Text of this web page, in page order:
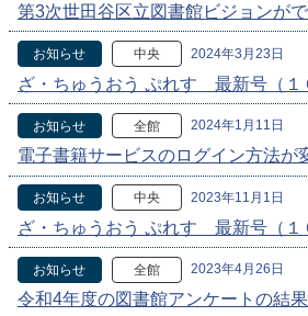
第3次世田谷区立図書館ビジョンが
お知らせ 中央 2024年3月23日
ざ・ちゅうおう ぷれす 最新号（１
お知らせ 全館 2024年1月11日
電子書籍サービスのログイン方法が
お知らせ 中央 2023年11月1日
ざ・ちゅうおう ぷれす 最新号（１
お知らせ 全館 2023年4月26日
令和4年度の図書館アンケートの結